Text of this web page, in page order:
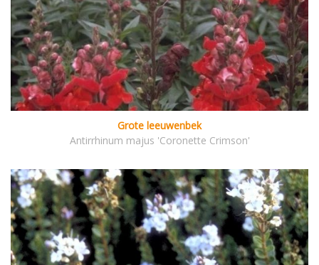
Grote leeuwenbek
Antirrhinum majus 'Coronette Crimson'